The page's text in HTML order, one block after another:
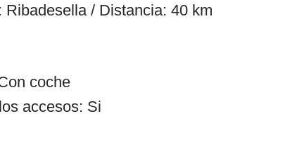
Ribadesella / Distancia: 40 km
coche
accesos: Si